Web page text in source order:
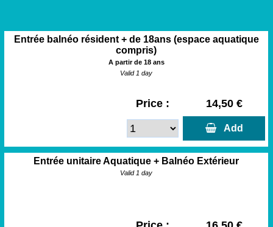
Entrée balnéo résident + de 18ans (espace aquatique
compris)
A partir de 18 ans
Valid 1 day
Price : 14,50 €
Add
Entrée unitaire Aquatique + Balnéo Extérieur
Valid 1 day